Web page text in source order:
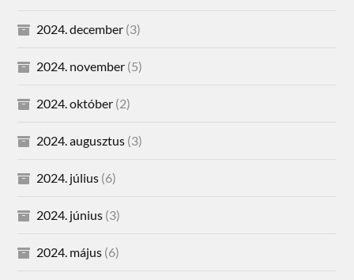
2024. december (3)
2024. november (5)
2024. október (2)
2024. augusztus (3)
2024. július (6)
2024. június (3)
2024. május (6)